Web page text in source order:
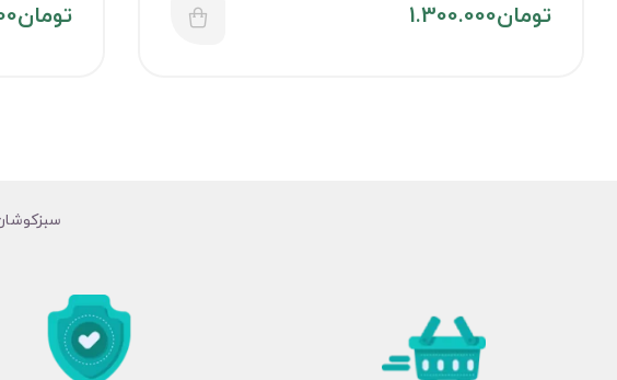
تومان1.300.000 تومان